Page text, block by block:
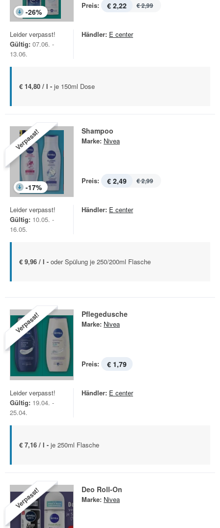
-26%
Preis: € 2,22 € 2,99
Leider verpasst!
Gültig: 07.06. -
13.06.
Händler: E center
€ 14,80 / l - je 150ml Dose
Verpasst!
-17%
Shampoo
Marke: Nivea
Preis: € 2,49 € 2,99
Leider verpasst!
Gültig: 10.05. -
16.05.
Händler: E center
€ 9,96 / l - oder Spülung je 250/200ml Flasche
Verpasst! Pflegedusche
Marke: Nivea
Preis: € 1,79
Leider verpasst!
Gültig: 19.04. -
25.04.
Händler: E center
€ 7,16 / l - je 250ml Flasche
Verpasst! Deo Roll-On
Marke: Nivea